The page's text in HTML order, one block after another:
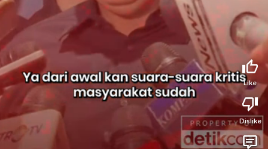
Like
Dislike
Share to
Whatsapp Telegram
Suka video ini?
Login untuk menyampaikan pendapat.
Masuk
Tidak suka video ini?
Login untuk menyampaikan pendapat.
Masuk